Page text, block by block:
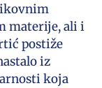
materije, ali i
postiže
iz
koja